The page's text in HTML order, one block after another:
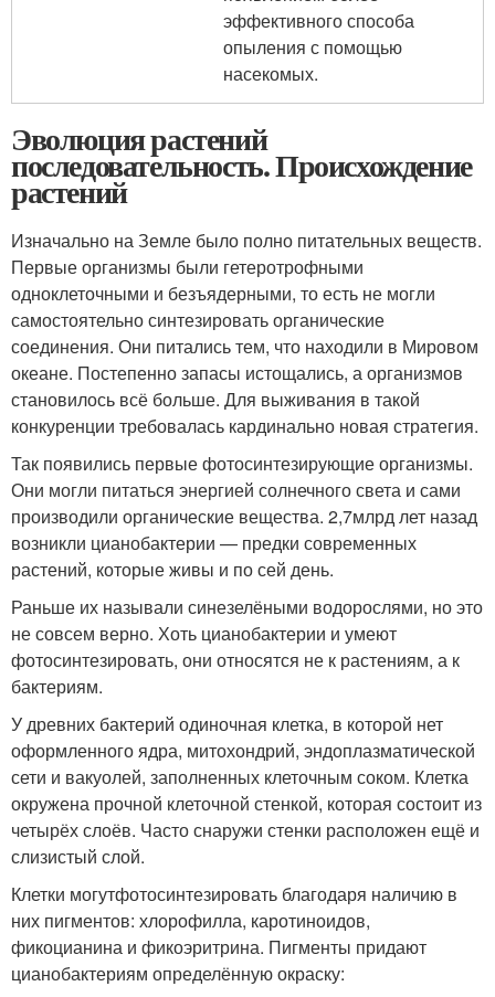
эффективного способа
опыления с помощью
насекомых.
Эволюция растений
последовательность. Происхождение
растений
Изначально на Земле было полно питательных веществ.
Первые организмы были гетеротрофными
одноклеточными и безъядерными, то есть не могли
самостоятельно синтезировать органические
соединения. Они питались тем, что находили в Мировом
океане. Постепенно запасы истощались, а организмов
становилось всё больше. Для выживания в такой
конкуренции требовалась кардинально новая стратегия.
Так появились первые фотосинтезирующие организмы.
Они могли питаться энергией солнечного света и сами
производили органические вещества. 2,7млрд лет назад
возникли цианобактерии — предки современных
растений, которые живы и по сей день.
Раньше их называли синезелёными водорослями, но это
не совсем верно. Хоть цианобактерии и умеют
фотосинтезировать, они относятся не к растениям, а к
бактериям.
У древних бактерий одиночная клетка, в которой нет
оформленного ядра, митохондрий, эндоплазматической
сети и вакуолей, заполненных клеточным соком. Клетка
окружена прочной клеточной стенкой, которая состоит из
четырёх слоёв. Часто снаружи стенки расположен ещё и
слизистый слой.
Клетки могутфотосинтезировать благодаря наличию в
них пигментов: хлорофилла, каротиноидов,
фикоцианина и фикоэритрина. Пигменты придают
цианобактериям определённую окраску: